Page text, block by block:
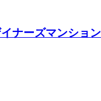
ナーズマンション